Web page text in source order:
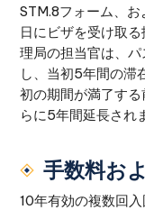
STM.8フォーム、
日にビザを受け取
理局の担当官は、
し、当初5年間の滞
初の期間が満了す
らに5年間延長され
手数料お
10年有効の複数回